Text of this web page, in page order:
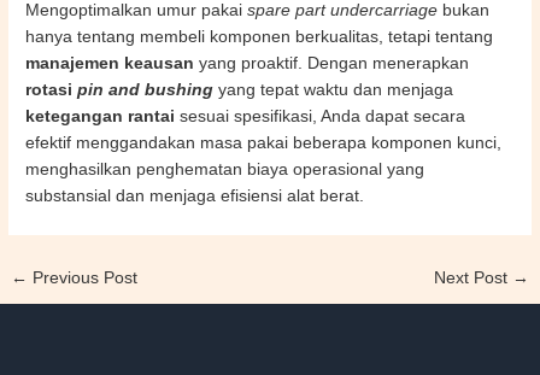
Mengoptimalkan umur pakaispare part undercarriage bukan
hanya tentang membeli komponen berkualitas, tetapi tentang
manajemen keausan yang proaktif. Dengan menerapkan
rotasipin and bushing yang tepat waktu dan menjaga
ketegangan rantai sesuai spesifikasi, Anda dapat secara
efektif menggandakan masa pakai beberapa komponen kunci,
menghasilkan penghematan biaya operasional yang
substansial dan menjaga efisiensi alat berat.
← Previous Post Next Post →